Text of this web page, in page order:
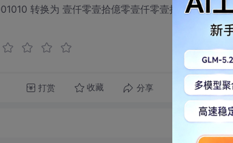
转换为 壹仟零壹拾億零壹仟零壹拾圆整
打赏 收藏 分享 转发到动态